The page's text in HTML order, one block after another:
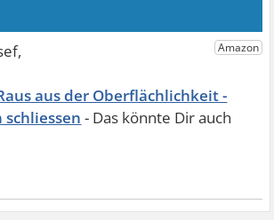
aus der Oberflächlichkeit -